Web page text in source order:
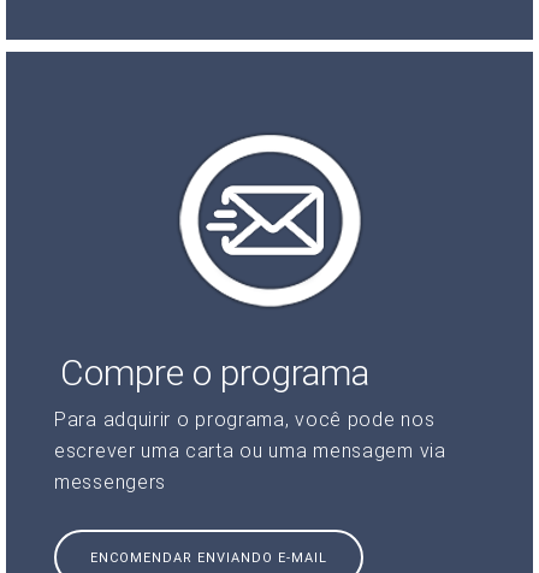
Compre o programa
Para adquirir o programa, você pode nos
escrever uma carta ou uma mensagem via
messengers
ENCOMENDAR ENVIANDO E-MAIL